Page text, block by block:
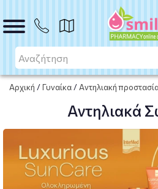
Αρχική /Γυναίκα / Αντηλιακή
Αντηλιακά